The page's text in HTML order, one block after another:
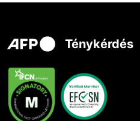
Ténykérdés